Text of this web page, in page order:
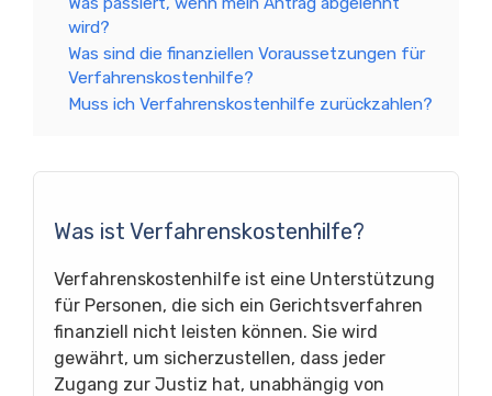
wird?
Was sind die finanziellen Voraussetzungen für
Verfahrenskostenhilfe?
Muss ich Verfahrenskostenhilfe zurückzahlen?
Was ist Verfahrenskostenhilfe?
Verfahrenskostenhilfe ist eine Unterstützung
für Personen, die sich ein Gerichtsverfahren
finanziell nicht leisten können. Sie wird
gewährt, um sicherzustellen, dass jeder
Zugang zur Justiz hat, unabhängig von